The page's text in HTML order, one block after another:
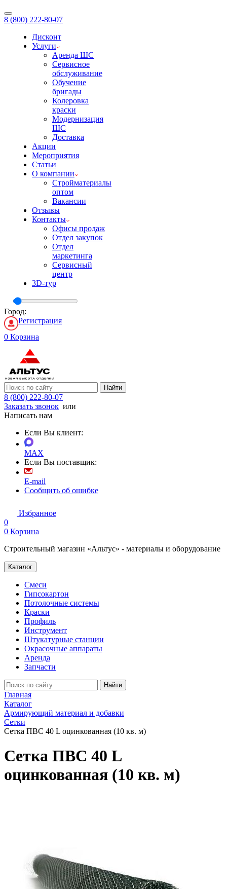
8 (800) 222-80-07
Дисконт
Услуги
Аренда ШС
Сервисное
обслуживание
Обучение
бригады
Колеровка
краски
Модернизация
ШС
Доставка
Акции
Мероприятия
Статьи
О компании
Стройматериалы
оптом
Вакансии
Отзывы
Контакты
Офисы продаж
Отдел закупок
Отдел
маркетинга
Сервисный
центр
3D-тур
Город:
Регистрация
0 Корзина
Найти
8 (800) 222-80-07
Заказать звонок или
Написать нам
Если Вы клиент:
MAX
Если Вы поставщик:
E-mail
Сообщить об ошибке
Избранное
0
0 Корзина
Строительный магазин «Альтус» - материалы и оборудование
Каталог
Смеси
Гипсокартон
Потолочные системы
Краски
Профиль
Инструмент
Штукатурные станции
Окрасочные аппараты
Аренда
Запчасти
Найти
Главная
Каталог
Армирующий материал и добавки
Сетки
Сетка ПВС 40 L оцинкованная (10 кв. м)
Сетка ПВС 40 L
оцинкованная (10 кв. м)